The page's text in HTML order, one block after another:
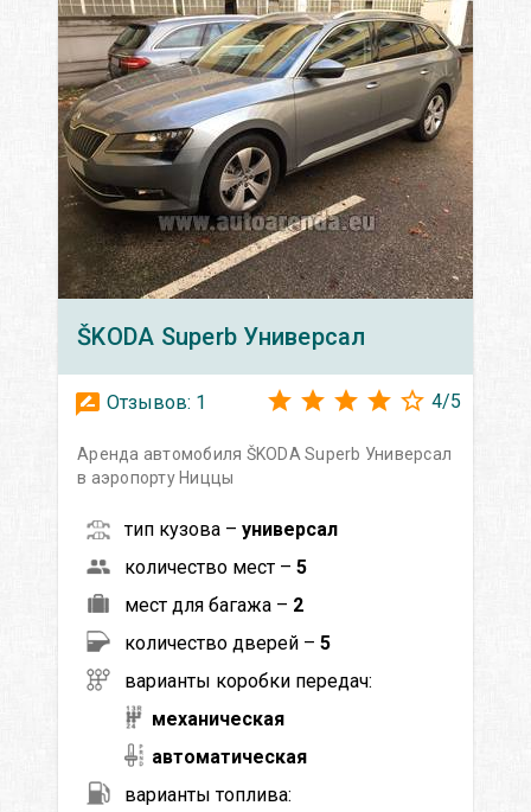
ŠKODA Superb Универсал
Отзывов: 1 4/5
Аренда автомобиля ŠKODA Superb Универсал
в аэропорту Ниццы
тип кузова – универсал
количество мест – 5
мест для багажа – 2
количество дверей – 5
варианты коробки передач:
механическая
автоматическая
варианты топлива: